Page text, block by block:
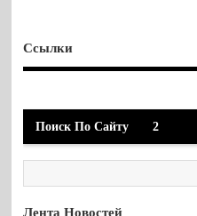
Ссылки
Поиск По Сайту 2
Лента Новостей